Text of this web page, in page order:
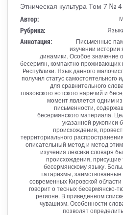
Этническая культура Том 7 № 4
Автор:
Рубрика:
Аннотация:
Письменные
изучении истории
динамики. Особое значение
бесермян, компактно проживающих
Республики. Язык данного
получил статус
для сравнительного
глазовского вотского наречий и
момент является одним
письменности,
бесермянского материала.
указанной рукописи
происхождения,
территориального
описательный метод и метод
изучения лексики словаря
происхождения, присущие
бесермянскому языку.
татаризмы, заимствованные
современных Кировской
говорит о тесных бесермянско-
регионе. В приведенном
чувашизм. Особенности
позволят